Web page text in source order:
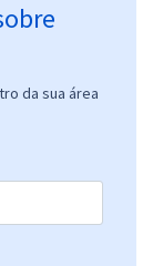
da sua área